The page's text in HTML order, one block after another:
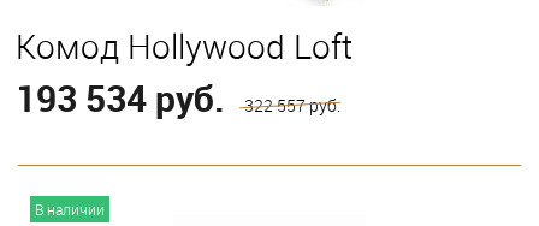
Комод Hollywood Loft
193 534 руб. 322 557 руб.
В наличии